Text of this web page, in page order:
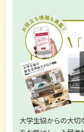
大学生協からの大切